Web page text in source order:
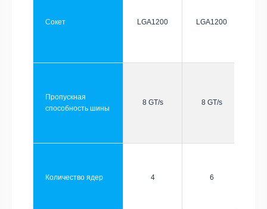
Сокет LGA1200 LGA1200
Пропускная
способность шины
8 GT/s 8 GT/s
Количество ядер 4 6